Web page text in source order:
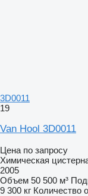
3D0011
19
Van Hool 3D0011
Цена по запросу
Химическая
2005
Объем 50 500 м³
9 300 кг Количество